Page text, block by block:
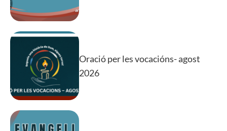
Oració per les vocacións- agost
2026